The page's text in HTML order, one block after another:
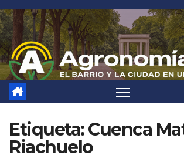
Saltar
al
contenido
Etiqueta:Cuenca
Riachuelo